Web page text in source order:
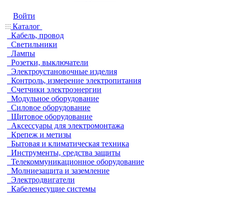
Войти
Каталог
Кабель, провод
Светильники
Лампы
Розетки, выключатели
Электроустановочные изделия
Контроль, измерение электропитания
Счетчики электроэнергии
Модульное оборудование
Силовое оборудование
Щитовое оборудование
Аксессуары для электромонтажа
Крепеж и метизы
Бытовая и климатическая техника
Инструменты, средства защиты
Телекоммуникационное оборудование
Молниезащита и заземление
Электродвигатели
Кабеленесущие системы